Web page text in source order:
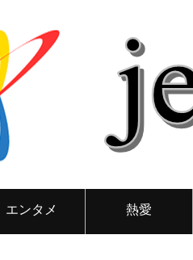
エンタメ 熱愛